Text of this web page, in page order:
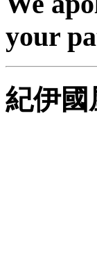
your
紀伊國